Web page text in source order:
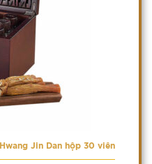
Jin Dan hộp 30 viên